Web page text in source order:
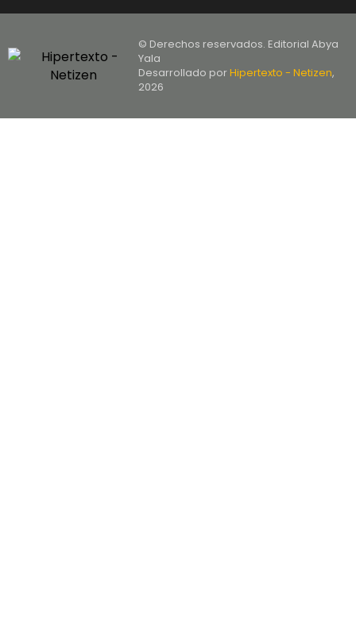
© Derechos reservados. Editorial Abya
Yala
Desarrollado porHipertexto - Netizen,
2026